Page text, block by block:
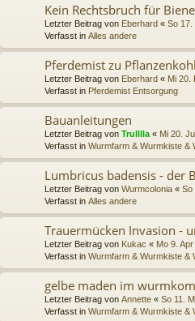
Kein Rechtsbruch für
Letzter Beitrag von Eberhard « So 17.
Verfasst in Alles andere
Pferdemist zu
Letzter Beitrag von Eberhard « Mi 20.
Verfasst in Pferdemist Entsorgung
Bauanleitungen
Letzter Beitrag von Trulllla « Mi 20.
Verfasst in Wurmfarm & Wurmkiste &
Lumbricus badensis - der
Letzter Beitrag von Wurmcolonia « So
Verfasst in Alles andere
Trauermücken Invasion -
Letzter Beitrag von Kukac « Mo 9.
Verfasst in Wurmfarm & Wurmkiste &
gelbe maden im
Letzter Beitrag von Annette « So 11.
Verfasst in Wurmfarm & Wurmkiste &